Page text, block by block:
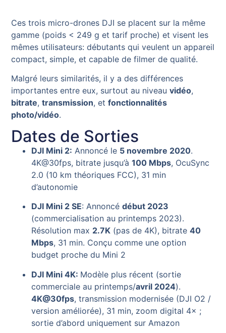
Ces trois micro-drones DJI se placent sur la même
gamme (poids < 249 g et tarif proche) et visent les
mêmes utilisateurs: débutants qui veulent un appareil
compact, simple, et capable de filmer de qualité.
Malgré leurs similarités, il y a des différences
importantes entre eux, surtout au niveauvidéo,
bitrate,transmission, etfonctionnalités
photo/vidéo.
Dates de Sorties
DJI Mini 2: Annoncé le 5 novembre 2020.
4K@30fps, bitrate jusqu’à100 Mbps, OcuSync
2.0 (10 km théoriques FCC), 31 min
d’autonomie
DJI Mini 2 SE: Annoncédébut 2023
(commercialisation au printemps 2023).
Résolution max 2.7K (pas de 4K), bitrate40
Mbps, 31 min. Conçu comme une option
budget proche du Mini 2
DJI Mini 4K: Modèle plus récent (sortie
commerciale au printemps/avril 2024).
4K@30fps, transmission modernisée (DJI O2 /
version améliorée), 31 min, zoom digital 4× ;
sortie d’abord uniquement sur Amazon